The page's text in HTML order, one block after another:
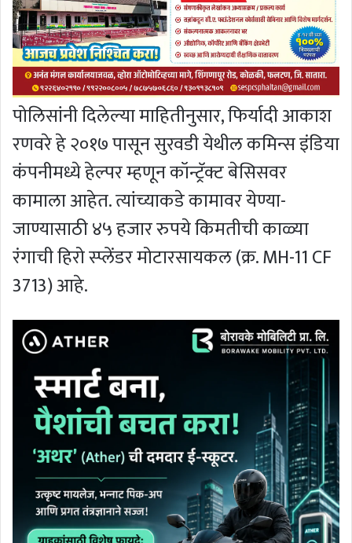
पोलिसांनी दिलेल्या माहितीनुसार, फिर्यादी आकाश
रणवरे हे २०१७ पासून सुरवडी येथील कमिन्स इंडिया
कंपनीमध्ये हेल्पर म्हणून कॉन्ट्रॅक्ट बेसिसवर
कामाला आहेत. त्यांच्याकडे कामावर येण्या-
जाण्यासाठी ४५ हजार रुपये किमतीची काळ्या
रंगाची हिरो स्प्लेंडर मोटारसायकल (क्र. MH-11 CF
3713) आहे.